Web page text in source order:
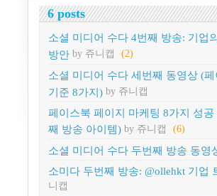
6 posts
소셜 미디어 수다 4번째 방송: 기업
방안 by 쥬니캡 (2)
소셜 미디어 수다 세번째 동영상 (
기준 8가지) by 쥬니캡
페이스북 페이지 마케팅 8가지 성
째 방송 아이템) by 쥬니캡 (6)
소셜 미디어 수다 두번째 방송 동영
소미다 두번째 방송: @ollehkt 기업
니캡